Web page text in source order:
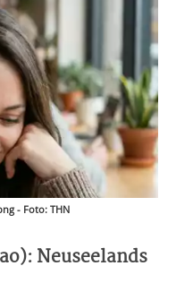
- Foto: THN
Neuseelands